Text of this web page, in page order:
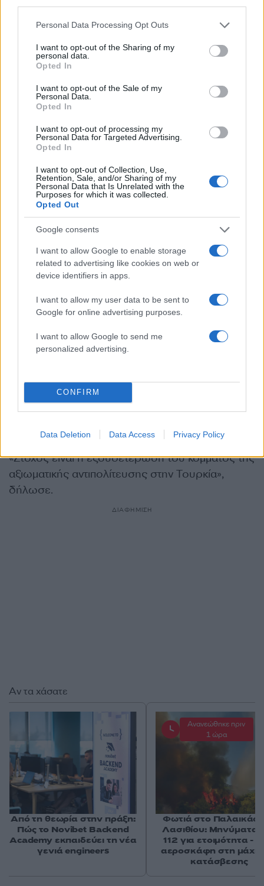
Please note that this website/app uses one or more Google
not limited to your visit or usage behaviour. You may click to
grant or deny consent to Google and its third-party tags to
use your data for below specified purposes in below Google
consent section.
Personal Data Processing Opt Outs
I want to opt-out of the Sharing of my
personal data.
Opted In
I want to opt-out of the Sale of my
Personal Data.
Opted In
I want to opt-out of processing my
Personal Data for Targeted Advertising.
Opted In
I want to opt-out of Collection, Use,
Retention, Sale, and/or Sharing of my
Personal Data that Is Unrelated with the
Purposes for which it was collected.
Opted Out
Google consents
I want to allow Google to enable storage
related to advertising like cookies on web or
device identifiers in apps.
I want to allow my user data to be sent to
Google for online advertising purposes.
I want to allow Google to send me
personalized advertising.
CONFIRM
Data Deletion Data Access Privacy Policy
την απόφαση περί απόλυτης ακυρότητας,
καταγγέλλοντας πολιτική παρέμβαση μέσω της
Δικαιοσύνης και κάνοντας λόγο για επίθεση κατά
«Είμαστε αποφασισμένοι να δώσουμε όλοι μαζί
αγώνα απέναντι στα πολιτικά πραξικοπήματα που
πραγματώνει η νοοτροπία Ερντογάν μέσω της
ανυπόστατη. Δεν πρόκειται μόνο για ένα
πραξικόπημα κατά του CHP· είναι ένα
πραξικόπημα κατά της Τουρκίας και της
Δημοκρατίας. Είναι κατάργηση της συνταγματικής
τάξης. Το ζήτημα είναι σοβαρό. Υπερβαίνει τα
κόμματα. Είναι ώρα ο λαός να υπερασπιστεί την
Τουρκία», δήλωσε.
Γιαβάς: «Στόχος η εξουδετέρωση
της αξιωματικής αντιπολίτευσης»
δικαστηρίου, υποστηρίζοντας ότι η εξέλιξη
στρέφεται κατά του βασικού κόμματος της
«Στόχος είναι η εξουδετέρωση του κόμματος της
αξιωματικής αντιπολίτευσης στην Τουρκία»,
δήλωσε.
ΔΙΑΦΗΜΙΣΗ
Αν τα χάσατε
Από τη θεωρία στην πράξη:
Πώς το Novibet Backend
Academy εκπαιδεύει τη νέα
γενιά engineers
Ανανεώθηκε πριν
1 ώρα
Φωτιά στο
Λασιθίου: Μηνύματα
112 για ετοιμότητα -
αεροσκάφη στη μάχη
κατάσβεσης